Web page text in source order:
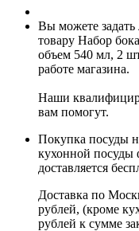
Вы можете
товару Набор
объем 540 мл, 2
работе магазина.
Наши
вам помогут.
Покупка посуды
кухонной
доставляется
Доставка по
рублей, (кроме
рублей к сумме